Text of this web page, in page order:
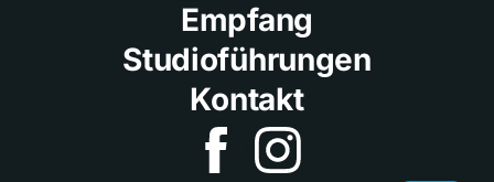
Empfang
Studioführungen
Kontakt